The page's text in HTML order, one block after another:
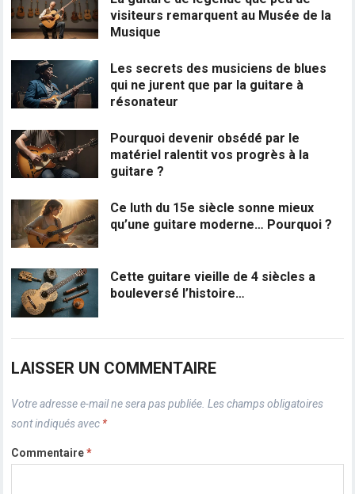
visiteurs remarquent au Musée de la
Musique
Les secrets des musiciens de blues
qui ne jurent que par la guitare à
résonateur
Pourquoi devenir obsédé par le
matériel ralentit vos progrès à la
guitare ?
Ce luth du 15e siècle sonne mieux
qu’une guitare moderne… Pourquoi ?
Cette guitare vieille de 4 siècles a
bouleversé l’histoire…
LAISSER UN COMMENTAIRE
Votre adresse e-mail ne sera pas publiée. Les champs obligatoires
sont indiqués avec *
Commentaire*